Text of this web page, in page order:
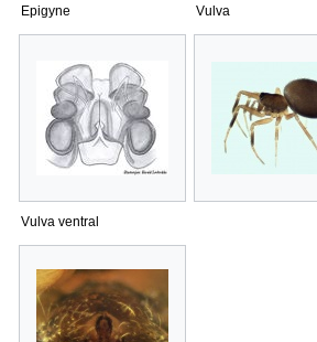
Epigyne Vulva
Vulva ventral